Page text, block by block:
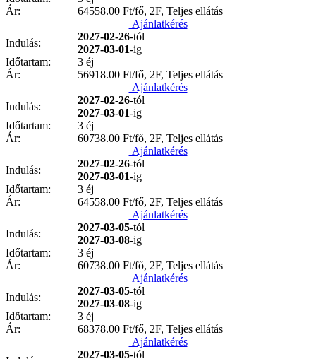
Ár:
64558.00 Ft/fő, 2F, Teljes ellátás
Ajánlatkérés
Indulás:
2027-02-26-tól
2027-03-01-ig
Időtartam:
3 éj
Ár:
56918.00 Ft/fő, 2F, Teljes ellátás
Ajánlatkérés
Indulás:
2027-02-26-tól
2027-03-01-ig
Időtartam:
3 éj
Ár:
60738.00 Ft/fő, 2F, Teljes ellátás
Ajánlatkérés
Indulás:
2027-02-26-tól
2027-03-01-ig
Időtartam:
3 éj
Ár:
64558.00 Ft/fő, 2F, Teljes ellátás
Ajánlatkérés
Indulás:
2027-03-05-tól
2027-03-08-ig
Időtartam:
3 éj
Ár:
60738.00 Ft/fő, 2F, Teljes ellátás
Ajánlatkérés
Indulás:
2027-03-05-tól
2027-03-08-ig
Időtartam:
3 éj
Ár:
68378.00 Ft/fő, 2F, Teljes ellátás
Ajánlatkérés
2027-03-05-tól